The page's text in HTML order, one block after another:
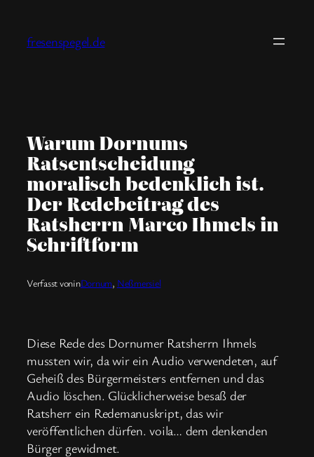
springen
fresenspegel.de
Warum Dornums
Ratsentscheidung
moralisch bedenklich ist.
Der Redebeitrag des
Ratsherrn Marco Ihmels in
Schriftform
Verfasst voninDornum, Neßmersiel
Diese Rede des Dornumer Ratsherrn Ihmels
mussten wir, da wir ein Audio verwendeten, auf
Geheiß des Bürgermeisters entfernen und das
Audio löschen. Glücklicherweise besaß der
Ratsherr ein Redemanuskript, das wir
veröffentlichen dürfen. voila… dem denkenden
Bürger gewidmet.